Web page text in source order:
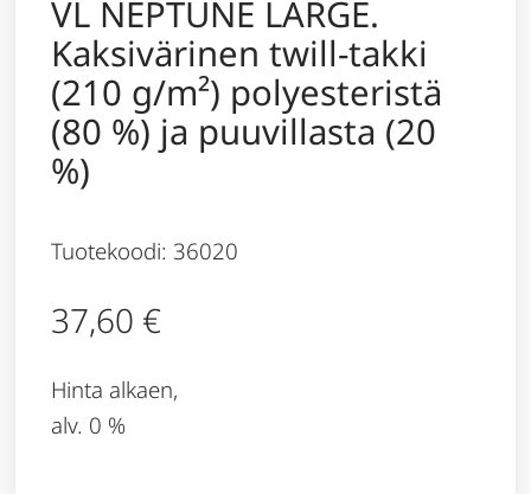
VL NEPTUNE LARGE.
Kaksivärinen twill-takki
(210 g/m²) polyesteristä
(80 %) ja puuvillasta (20
%)
Tuotekoodi: 36020
37,60 €
Hinta alkaen,
alv. 0 %